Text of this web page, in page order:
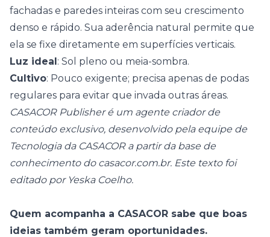
fachadas e paredes inteiras com seu crescimento
denso e rápido. Sua aderência natural permite que
ela se fixe diretamente em superfícies verticais.
Luz ideal: Sol pleno ou meia-sombra.
Cultivo: Pouco exigente; precisa apenas de podas
regulares para evitar que invada outras áreas.
CASACOR Publisher é um agente criador de
conteúdo exclusivo, desenvolvido pela equipe de
Tecnologia da CASACOR a partir da base de
conhecimento do casacor.com.br. Este texto foi
editado por Yeska Coelho.
Quem acompanha a CASACOR sabe que boas
ideias também geram oportunidades.